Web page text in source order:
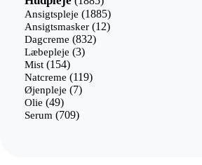
varer
Ansigtspleje 18851885
varer
Ansigtsmasker 1212
Dagcreme 832832
Læbepleje 33
Mist 154154
varer
Natcreme 119119
Øjenpleje 77
Olie 4949
varer
Serum 709709